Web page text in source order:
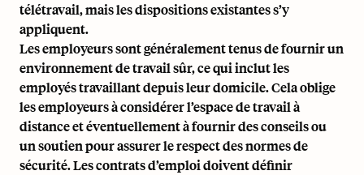
télétravail, mais les dispositions existantes s’y
appliquent.
Les employeurs sont généralement tenus de fournir un
environnement de travail sûr, ce qui inclut les
employés travaillant depuis leur domicile. Cela oblige
les employeurs à considérer l’espace de travail à
distance et éventuellement à fournir des conseils ou
un soutien pour assurer le respect des normes de
sécurité. Les contrats d’emploi doivent définir